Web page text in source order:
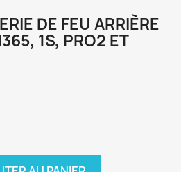
DE FEU ARRIÈRE
1S, PRO2 ET